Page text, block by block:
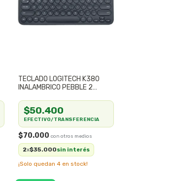
TECLADO LOGITECH K380
INALAMBRICO PEBBLE 2
$70.000
2x$35.000sin interés
$50.400
EFECTIVO/TRANSFERENCIA
¡Solo quedan 4en stock!